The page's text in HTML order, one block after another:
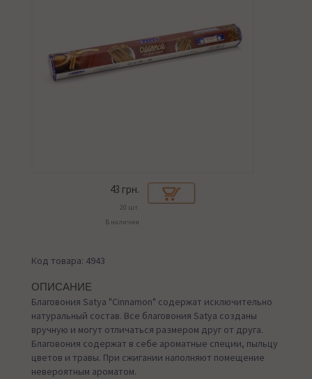
43 грн.
20 шт.
В наличии
Код товара: 4943
ОПИСАНИЕ
Благовония Satya "Cinnamon" содержат исключительно
натуральный состав. Все благовония Satya созданы
вручную и могут отличаться размером друг от друга.
Благовония содержат в себе ароматные специи, пыльцу
цветов и травы. При сжигании наполняют помещение
невероятным ароматом.